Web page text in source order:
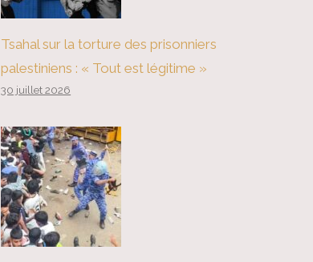
Tsahal sur la torture des prisonniers
palestiniens : « Tout est légitime »
30 juillet 2026